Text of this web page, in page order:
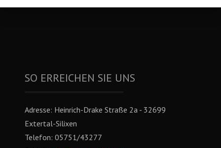
SO ERREICHEN SIE UNS
Adresse: Heinrich-Drake Straße 2a - 32699
Extertal-Silixen
Telefon: 05751/43277